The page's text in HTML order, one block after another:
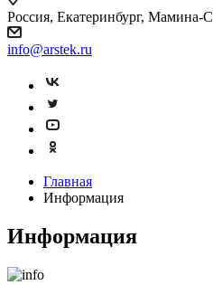
Россия, Екатеринбург, Мамина-
info@arstek.ru
Главная
Информация
Информация